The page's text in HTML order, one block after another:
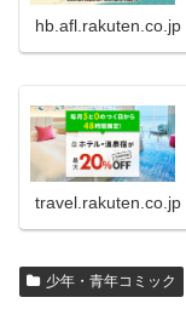
hb.afl.rakuten.co.jp
travel.rakuten.co.jp
少年・青年コミック